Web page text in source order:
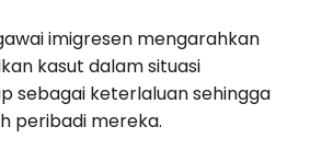
imigresen mengarahkan
kasut dalam situasi
sebagai keterlaluan sehingga
peribadi mereka.